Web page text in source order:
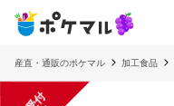
産直・通販のポケマル 加工食品